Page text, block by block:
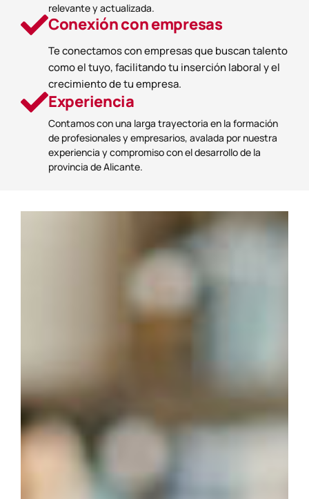
relevante y actualizada.
Conexión con empresas
Te conectamos con empresas que buscan talento
como el tuyo, facilitando tu inserción laboral y el
crecimiento de tu empresa.
Experiencia
Contamos con una larga trayectoria en la formación
de profesionales y empresarios, avalada por nuestra
experiencia y compromiso con el desarrollo de la
provincia de Alicante.